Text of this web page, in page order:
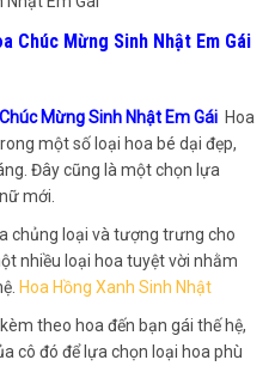
Chúc Mừng Sinh Nhật Em Gái
Mừng Sinh Nhật Em Gái Hoa
một số loại hoa bé dại đẹp,
Đây cũng là một chọn lựa
mới.
chủng loại và tượng trưng cho
nhiều loại hoa tuyệt vời nhằm
Hoa Hồng Xanh Sinh Nhật
theo hoa đến bạn gái thế hệ,
cô đó để lựa chọn loại hoa phù